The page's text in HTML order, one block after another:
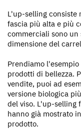
L'up-selling
fascia più alta e più
commerciali sono
dimensione del
Prendiamo
prodotti di bellezza.
vendite, puoi ad
versione biologica
del viso. L'up-selling
hanno già mostrato
prodotto.